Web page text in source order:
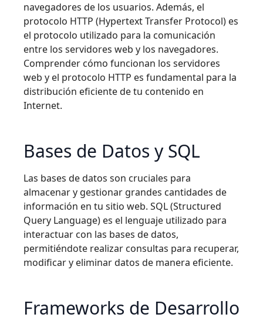
navegadores de los usuarios. Además, el
protocolo HTTP (Hypertext Transfer Protocol) es
el protocolo utilizado para la comunicación
entre los servidores web y los navegadores.
Comprender cómo funcionan los servidores
web y el protocolo HTTP es fundamental para la
distribución eficiente de tu contenido en
Internet.
Bases de Datos y SQL
Las bases de datos son cruciales para
almacenar y gestionar grandes cantidades de
información en tu sitio web. SQL (Structured
Query Language) es el lenguaje utilizado para
interactuar con las bases de datos,
permitiéndote realizar consultas para recuperar,
modificar y eliminar datos de manera eficiente.
Frameworks de Desarrollo